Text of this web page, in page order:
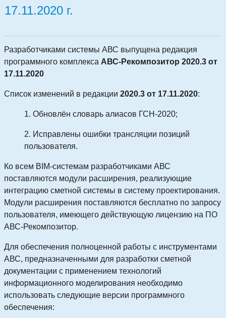
17.11.2020 г.
Разработчиками системы АВС выпущена редакция
программного комплекса АВС-Рекомпозитор 2020.3 от
17.11.2020
Список изменений в редакции 2020.3 от 17.11.2020:
1. Обновлён словарь алиасов ГСН-2020;
2. Исправлены ошибки трансляции позиций
пользователя.
Ко всем BIM-системам разработчиками АВС
поставляются модули расширения, реализующие
интеграцию сметной системы в систему проектирования.
Модули расширения поставляются бесплатно по запросу
пользователя, имеющего действующую лицензию на ПО
АВС-Рекомпозитор.
Для обеспечения полноценной работы с инструментами
АВС, предназначенными для разработки сметной
документации с применением технологий
информационного моделирования необходимо
использовать следующие версии программного
обеспечения: